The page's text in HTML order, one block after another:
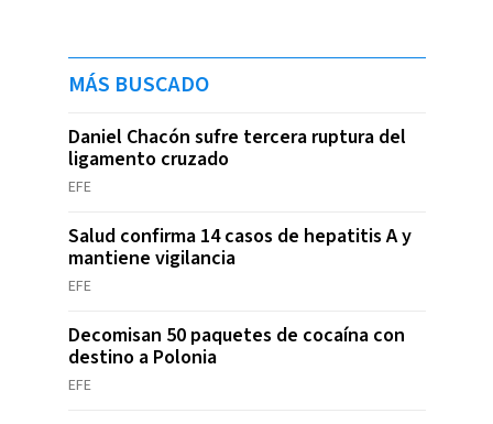
MÁS BUSCADO
Daniel Chacón sufre tercera ruptura del
ligamento cruzado
EFE
Salud confirma 14 casos de hepatitis A y
mantiene vigilancia
EFE
Decomisan 50 paquetes de cocaína con
destino a Polonia
EFE